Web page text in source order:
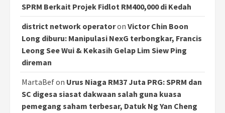
SPRM Berkait Projek Fidlot RM400,000 di Kedah
district network operatoron Victor Chin Boon
Long diburu: Manipulasi NexG terbongkar, Francis
Leong See Wui & Kekasih Gelap Lim Siew Ping
direman
MartaBefon Urus Niaga RM37 Juta PRG: SPRM dan
SC digesa siasat dakwaan salah guna kuasa
pemegang saham terbesar, Datuk Ng Yan Cheng